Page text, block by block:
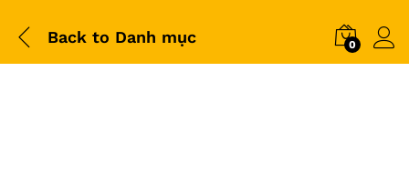
Back to Danh mục 0